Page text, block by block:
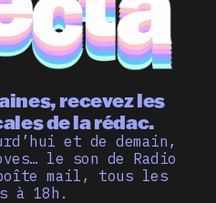
recevez les
de la rédac.
et de demain,
le son de Radio
mail, tous les
à 18h.